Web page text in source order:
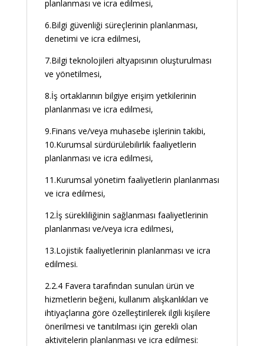
planlanması ve icra edilmesi,
6.Bilgi güvenliği süreçlerinin planlanması,
denetimi ve icra edilmesi,
7.Bilgi teknolojileri altyapısının oluşturulması
ve yönetilmesi,
8.İş ortaklarının bilgiye erişim yetkilerinin
planlanması ve icra edilmesi,
9.Finans ve/veya muhasebe işlerinin takibi,
10.Kurumsal sürdürülebilirlik faaliyetlerin
planlanması ve icra edilmesi,
11.Kurumsal yönetim faaliyetlerin planlanması
ve icra edilmesi,
12.İş sürekliliğinin sağlanması faaliyetlerinin
planlanması ve/veya icra edilmesi,
13.Lojistik faaliyetlerinin planlanması ve icra
edilmesi.
2.2.4 Favera tarafından sunulan ürün ve
hizmetlerin beğeni, kullanım alışkanlıkları ve
ihtiyaçlarına göre özelleştirilerek ilgili kişilere
önerilmesi ve tanıtılması için gerekli olan
aktivitelerin planlanması ve icra edilmesi: